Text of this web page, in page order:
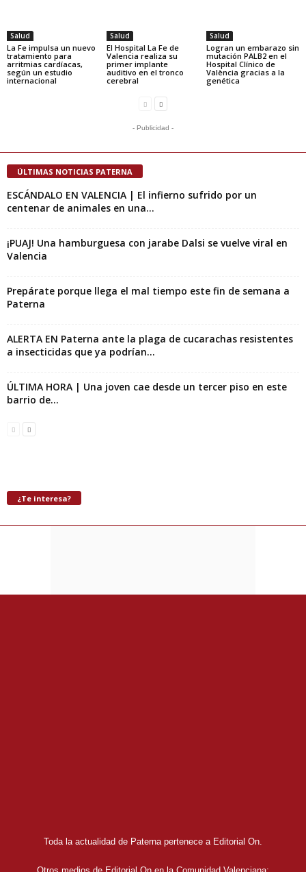
Salud
La Fe impulsa un nuevo
tratamiento para
arritmias cardíacas,
según un estudio
internacional
Salud
El Hospital La Fe de
Valencia realiza su
primer implante
auditivo en el tronco
cerebral
Salud
Logran un embarazo sin
mutación PALB2 en el
Hospital Clínico de
València gracias a la
genética
- Publicidad -
ÚLTIMAS NOTICIAS PATERNA
ESCÁNDALO EN VALENCIA | El infierno sufrido por un
centenar de animales en una...
¡PUAJ! Una hamburguesa con jarabe Dalsi se vuelve viral en
Valencia
Prepárate porque llega el mal tiempo este fin de semana a
Paterna
ALERTA EN Paterna ante la plaga de cucarachas resistentes
a insecticidas que ya podrían...
ÚLTIMA HORA | Una joven cae desde un tercer piso en este
barrio de...
¿Te interesa?
Toda la actualidad de Paterna pertenece a Editorial On.